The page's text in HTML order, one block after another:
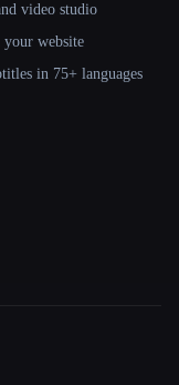
video studio
website
in 75+ languages